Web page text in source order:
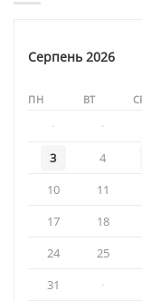
Серпень 2026
ПН ВТ
· ·
3
4
10
11
17
18
24
25
31
·